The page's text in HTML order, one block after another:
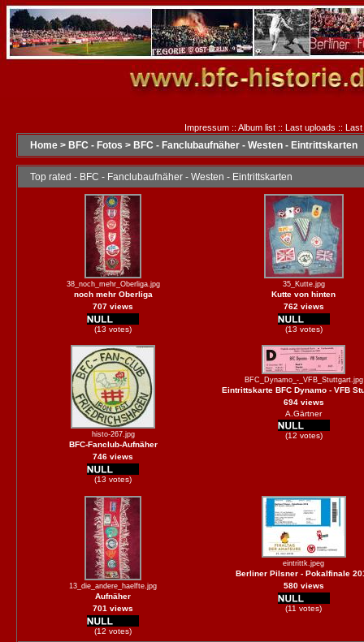
Impressum:: Album list:: Last uploads :: Last
Home > BFC - Fotos > BFC - Fanclubaufnäher - Westen - Eintrittskarten
Top rated - BFC - Fanclubaufnäher - Westen - Eintrittskarten
38_noch_mehr_Oberliga.jpg
noch mehr Oberliga
707 views
(13 votes)
35_Kutte.jpg
Kutte von hinten
762 views
(13 votes)
histo-267.jpg
BFC-Fanclub-Aufnäher
746 views
(13 votes)
BFC_Dynamo_-_VFB_Stuttgart.jpg
Eintrittskarte BFC Dynamo - VFB
694 views
A.Gärtner
(12 votes)
13_die_andere_haelfte.jpg
Aufnäher
701 views
(12 votes)
eintrittk.jpeg
Berliner Pilsner - Pokalfinale
580 views
(11 votes)